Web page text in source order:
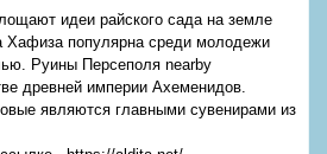
идеи райского сада на земле
Хафиза популярна среди молодежи
Руины Персеполя nearby
древней империи Ахеменидов.
являются главными сувенирами из